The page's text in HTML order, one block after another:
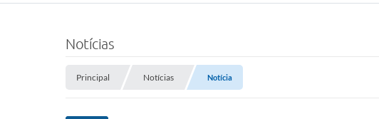
Notícias
Principal Notícias Notícia